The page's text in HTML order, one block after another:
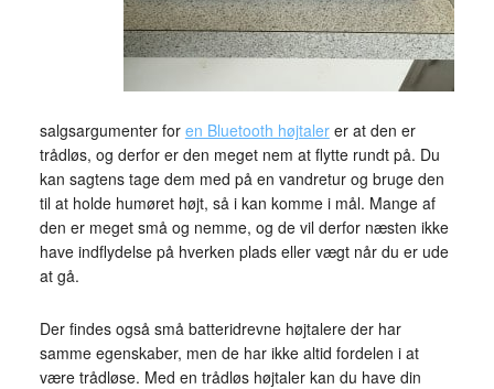
salgsargumenter for en Bluetooth højtalerer at den er
trådløs, og derfor er den meget nem at flytte rundt på. Du
kan sagtens tage dem med på en vandretur og bruge den
til at holde humøret højt, så i kan komme i mål. Mange af
den er meget små og nemme, og de vil derfor næsten ikke
have indflydelse på hverken plads eller vægt når du er ude
at gå.
Der findes også små batteridrevne højtalere der har
samme egenskaber, men de har ikke altid fordelen i at
være trådløse. Med en trådløs højtaler kan du have din